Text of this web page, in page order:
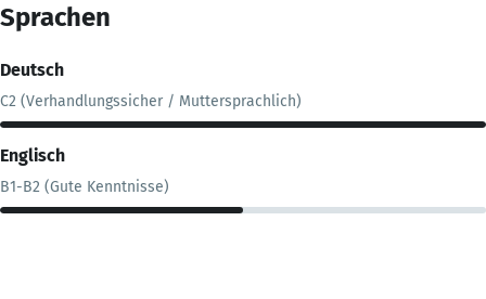
Sprachen
Deutsch
C2 (Verhandlungssicher / Muttersprachlich)
Englisch
B1-B2 (Gute Kenntnisse)